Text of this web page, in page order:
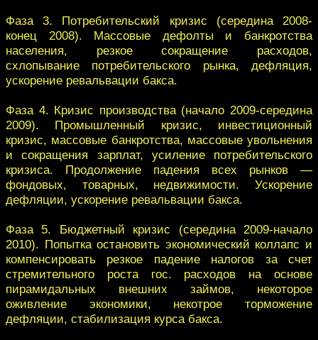
Фаза 3. Потребительский кризис (середина 2008-
конец 2008). Массовые дефолты и банкротства
населения, резкое сокращение расходов,
схлопывание потребительского рынка, дефляция,
ускорение ревальвации бакса.
Фаза 4. Кризис производства (начало 2009-середина
2009). Промышленный кризис, инвестиционный
кризис, массовые банкротства, массовые увольнения
и сокращения зарплат, усиление потребительского
кризиса. Продолжение падения всех рынков —
фондовых, товарных, недвижимости. Ускорение
дефляции, ускорение ревальвации бакса.
Фаза 5. Бюджетный кризис (середина 2009-начало
2010). Попытка остановить экономический коллапс и
компенсировать резкое падение налогов за счет
стремительного роста гос. расходов на основе
пирамидальных внешних займов, некоторое
оживление экономики, некотрое торможение
дефляции, стабилизация курса бакса.